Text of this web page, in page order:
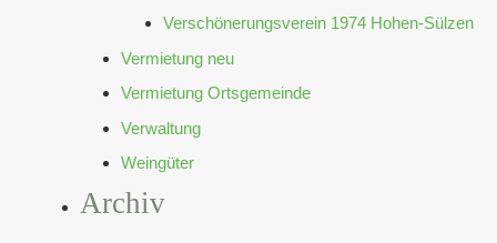
Verschönerungsverein 1974 Hohen-Sülzen
Vermietung neu
Vermietung Ortsgemeinde
Verwaltung
Weingüter
Archiv